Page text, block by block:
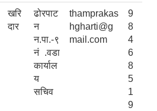
खरि
दार
ढोरपाट
न
न.पा.-९
नं .वडा
कार्याल
य
सचिव
thamprakas
hgharti@g
mail.com
9
8
4
6
8
5
1
9